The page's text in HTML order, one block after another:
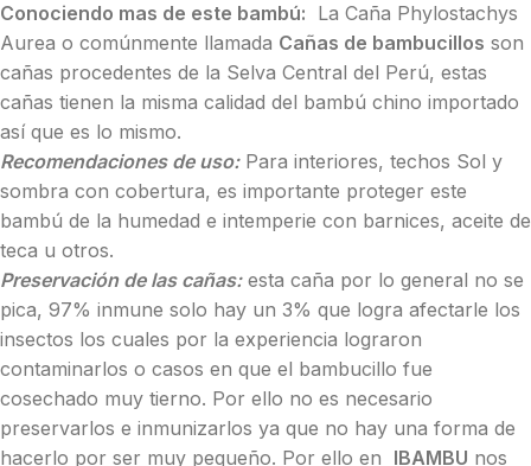
Conociendo mas de este bambú: La Caña Phylostachys
Aurea o comúnmente llamada Cañas de bambucillos son
cañas procedentes de la Selva Central del Perú, estas
cañas tienen la misma calidad del bambú chino importado
así que es lo mismo.
Recomendaciones de uso: Para interiores, techos Sol y
sombra con cobertura, es importante proteger este
bambú de la humedad e intemperie con barnices, aceite de
teca u otros.
Preservación de las cañas: esta caña por lo general no se
pica, 97% inmune solo hay un 3% que logra afectarle los
insectos los cuales por la experiencia lograron
contaminarlos o casos en que el bambucillo fue
cosechado muy tierno. Por ello no es necesario
preservarlos e inmunizarlos ya que no hay una forma de
hacerlo por ser muy pequeño. Por ello en IBAMBU nos